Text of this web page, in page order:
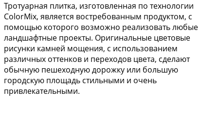
Тротуарная плитка, изготовленная по технологии
ColorMix, является востребованным продуктом, с
помощью которого возможно реализовать любые
ландшафтные проекты. Оригинальные цветовые
рисунки камней мощения, с использованием
различных оттенков и переходов цвета, сделают
обычную пешеходную дорожку или большую
городскую площадь стильными и очень
привлекательными.